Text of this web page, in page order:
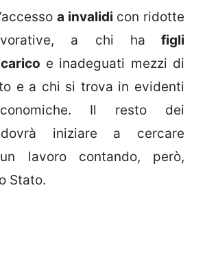
a invalidi con ridotte
a chi ha figli
e inadeguati mezzi di
e a chi si trova in evidenti
Il resto dei
iniziare a cercare
lavoro contando, però,
Stato.